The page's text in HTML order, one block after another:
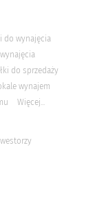
do wynajęcia
do sprzedaży
wynajem
Więcej...